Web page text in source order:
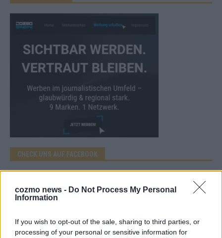
cozmo news - Do Not Process My Personal
Information
If you wish to opt-out of the sale, sharing to third parties, or
processing of your personal or sensitive information for
CHECK UNS AUF FACEBOOK